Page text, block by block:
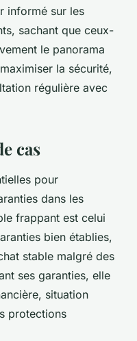
informé sur les
sachant que ceux-
le panorama
la sécurité,
régulière avec
cas
pour
dans les
frappant est celui
bien établies,
stable malgré des
ses garanties, elle
situation
protections